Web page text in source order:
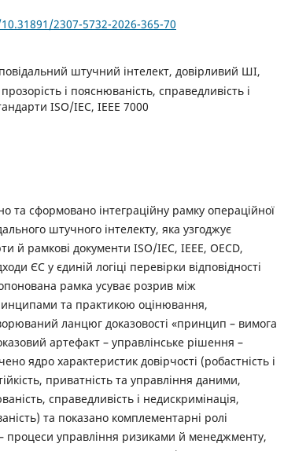
2307-5732-2026-365-70
штучний інтелект, довірливий ШІ,
і пояснюваність, справедливість і
ISO/IEC, IEEE 7000
та сформовано інтеграційну рамку операційної
штучного інтелекту, яка узгоджує
й рамкові документи ISO/IEC, IEEE, OECD,
ЄС у єдиній логіці перевірки відповідності
рамка усуває розрив між
та практикою оцінювання,
ланцюг доказовості «принцип – вимога
артефакт – управлінське рішення –
ядро характеристик довірчості (робастність і
приватність та управління даними,
справедливість і недискримінація,
та показано комплементарні ролі
– процеси управління ризиками й менеджменту,